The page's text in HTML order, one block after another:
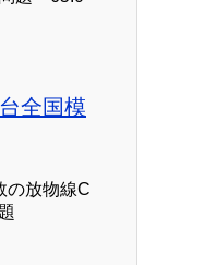
全国模
放物線C